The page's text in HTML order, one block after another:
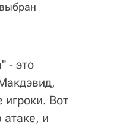
- это
игроки. Вот
и